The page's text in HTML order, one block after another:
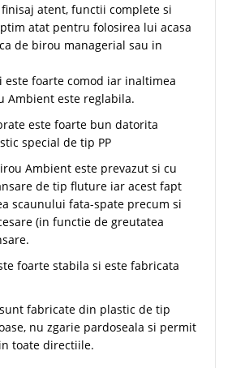
atent, functii complete si
atat pentru folosirea lui acasa
de birou managerial sau in
este foarte comod iar inaltimea
Ambient este reglabila.
este foarte bun datorita
special de tip PP
Ambient este prevazut si cu
de tip fluture iar acest fapt
scaunului fata-spate precum si
(in functie de greutatea
foarte stabila si este fabricata
fabricate din plastic de tip
nu zgarie pardoseala si permit
toate directiile.